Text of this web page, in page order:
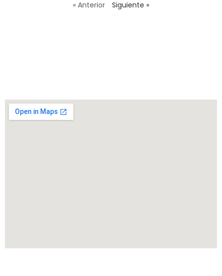
« Anterior Siguiente »